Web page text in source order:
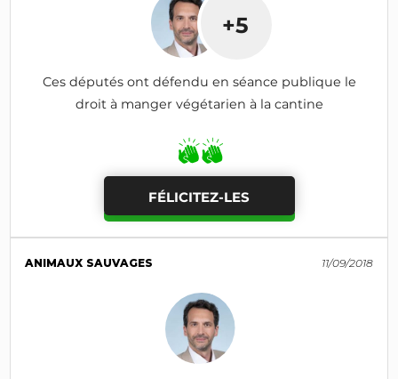
+5
Ces députés ont défendu en séance publique le
droit à manger végétarien à la cantine
FÉLICITEZ-LES
ANIMAUX SAUVAGES 11/09/2018